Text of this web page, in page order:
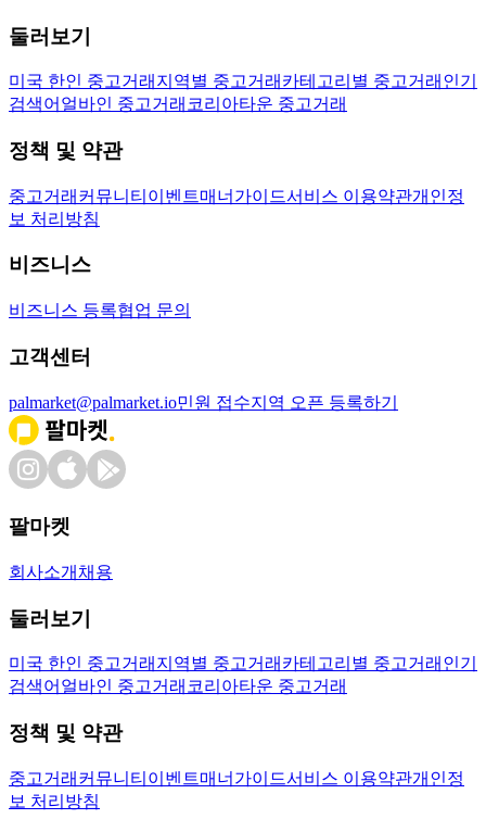
둘러보기
미국 한인 중고거래 지역별 중고거래 카테고리별 중고거래 인기
검색어 얼바인 중고거래 코리아타운 중고거래
정책 및 약관
중고거래 커뮤니티 이벤트매너가이드서비스 이용약관개인정
보 처리방침
비즈니스
비즈니스 등록협업 문의
고객센터
palmarket@palmarket.io민원 접수지역 오픈 등록하기
팔마켓
회사소개 채용
둘러보기
미국 한인 중고거래 지역별 중고거래 카테고리별 중고거래 인기
검색어 얼바인 중고거래 코리아타운 중고거래
정책 및 약관
중고거래 커뮤니티 이벤트매너가이드서비스 이용약관개인정
보 처리방침